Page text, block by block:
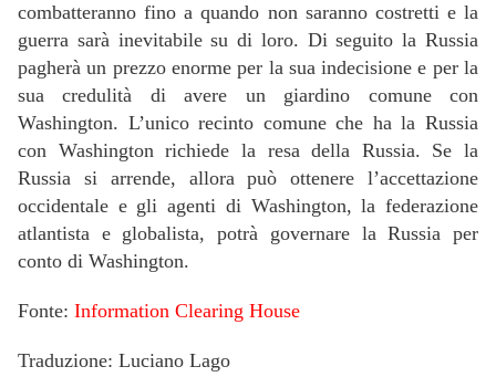
combatteranno fino a quando non saranno costretti e la
guerra sarà inevitabile su di loro. Di seguito la Russia
pagherà un prezzo enorme per la sua indecisione e per la
sua credulità di avere un giardino comune con
Washington. L’unico recinto comune che ha la Russia
con Washington richiede la resa della Russia. Se la
Russia si arrende, allora può ottenere l’accettazione
occidentale e gli agenti di Washington, la federazione
atlantista e globalista, potrà governare la Russia per
conto di Washington.
Fonte: Information Clearing House
Traduzione: Luciano Lago